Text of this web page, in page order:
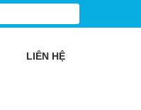
LIÊN HỆ